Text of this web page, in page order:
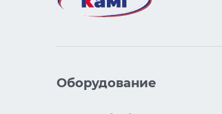
Оборудование